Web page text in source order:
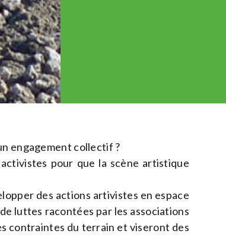
engagement collectif ?
pour que la scène artistique
des actions artivistes en espace
luttes racontées par les associations
contraintes du terrain et viseront des